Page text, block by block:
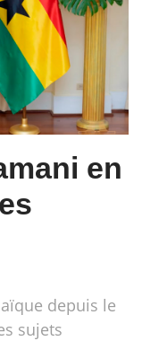
en
depuis le
sujets